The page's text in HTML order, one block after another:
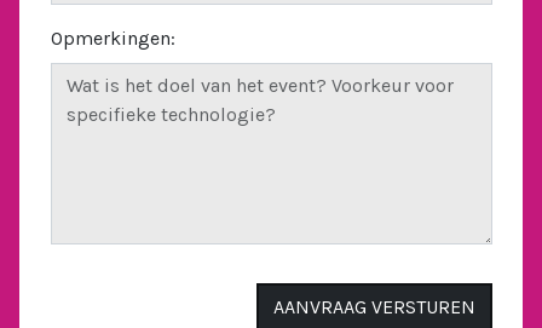
Opmerkingen: